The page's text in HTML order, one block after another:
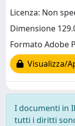
Licenza: Non
Dimensione
Formato Adobe
Visualizza/
I documenti in
tutti i diritti